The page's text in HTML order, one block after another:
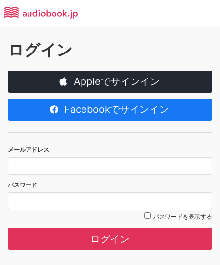
ログイン
Appleでサインイン
Facebookでサインイン
メールアドレス
パスワード
パスワードを表示する
ログイン